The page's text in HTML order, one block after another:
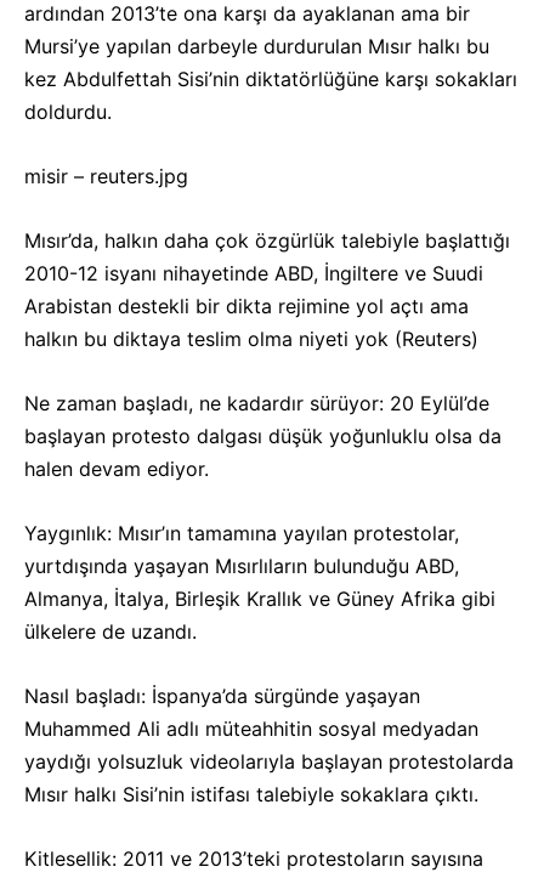
ardından 2013’te ona karşı da ayaklanan ama bir
Mursi’ye yapılan darbeyle durdurulan Mısır halkı bu
kez Abdulfettah Sisi’nin diktatörlüğüne karşı sokakları
doldurdu.
misir – reuters.jpg
Mısır’da, halkın daha çok özgürlük talebiyle başlattığı
2010-12 isyanı nihayetinde ABD, İngiltere ve Suudi
Arabistan destekli bir dikta rejimine yol açtı ama
halkın bu diktaya teslim olma niyeti yok (Reuters)
Ne zaman başladı, ne kadardır sürüyor: 20 Eylül’de
başlayan protesto dalgası düşük yoğunluklu olsa da
halen devam ediyor.
Yaygınlık: Mısır’ın tamamına yayılan protestolar,
yurtdışında yaşayan Mısırlıların bulunduğu ABD,
Almanya, İtalya, Birleşik Krallık ve Güney Afrika gibi
ülkelere de uzandı.
Nasıl başladı: İspanya’da sürgünde yaşayan
Muhammed Ali adlı müteahhitin sosyal medyadan
yaydığı yolsuzluk videolarıyla başlayan protestolarda
Mısır halkı Sisi’nin istifası talebiyle sokaklara çıktı.
Kitlesellik: 2011 ve 2013’teki protestoların sayısına